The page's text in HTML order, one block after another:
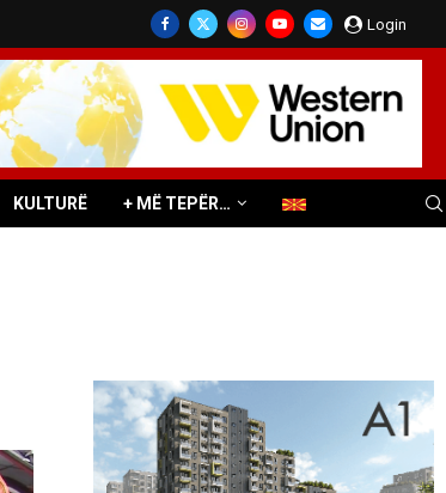
Login
KULTURË + MË TEPËR…